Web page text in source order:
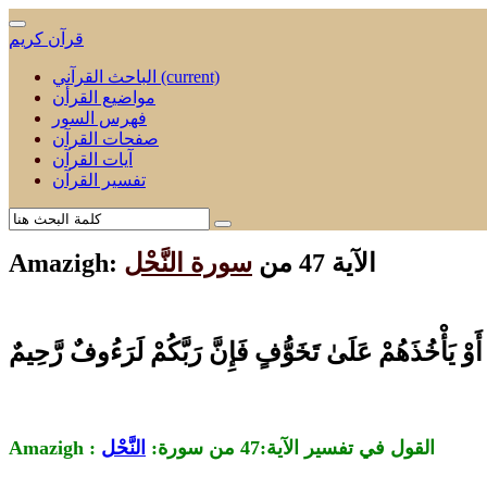
قرآن كريم
(current)
مواضيع القرأن
فهرس السور
صفحات القرآن
آيات القرآن
تفسير القرآن
Amazigh: الآية 47 من سورة النَّحْل
أَوْ يَأْخُذَهُمْ عَلَىٰ تَخَوُّفٍ فَإِنَّ رَبَّكُمْ لَرَءُوفٌ رَّحِيمٌ
Amazigh : القول في تفسير الآية:47 من سورة: النَّحْل